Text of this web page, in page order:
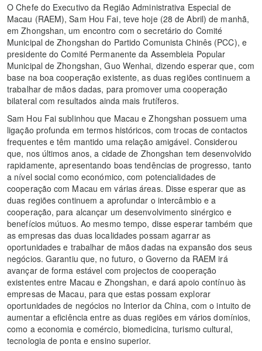
O Chefe do Executivo da Região Administrativa Especial de
Macau (RAEM), Sam Hou Fai, teve hoje (28 de Abril) de manhã,
em Zhongshan, um encontro com o secretário do Comité
Municipal de Zhongshan do Partido Comunista Chinês (PCC), e
presidente do Comité Permanente da Assembleia Popular
Municipal de Zhongshan, Guo Wenhai, dizendo esperar que, com
base na boa cooperação existente, as duas regiões continuem a
trabalhar de mãos dadas, para promover uma cooperação
bilateral com resultados ainda mais frutíferos.
Sam Hou Fai sublinhou que Macau e Zhongshan possuem uma
ligação profunda em termos históricos, com trocas de contactos
frequentes e têm mantido uma relação amigável. Considerou
que, nos últimos anos, a cidade de Zhongshan tem desenvolvido
rapidamente, apresentando boas tendências de progresso, tanto
a nível social como económico, com potencialidades de
cooperação com Macau em várias áreas. Disse esperar que as
duas regiões continuem a aprofundar o intercâmbio e a
cooperação, para alcançar um desenvolvimento sinérgico e
benefícios mútuos. Ao mesmo tempo, disse esperar também que
as empresas das duas localidades possam agarrar as
oportunidades e trabalhar de mãos dadas na expansão dos seus
negócios. Garantiu que, no futuro, o Governo da RAEM irá
avançar de forma estável com projectos de cooperação
existentes entre Macau e Zhongshan, e dará apoio contínuo às
empresas de Macau, para que estas possam explorar
oportunidades de negócios no Interior da China, com o intuito de
aumentar a eficiência entre as duas regiões em vários domínios,
como a economia e comércio, biomedicina, turismo cultural,
tecnologia de ponta e ensino superior.